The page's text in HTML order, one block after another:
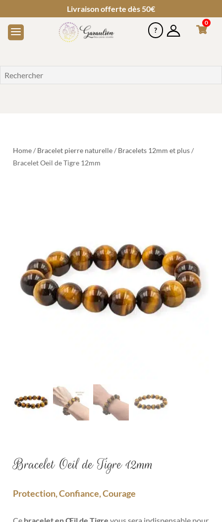
Livraison offerte dès 50€
0
Home/ Bracelet pierre naturelle/ Bracelets 12mm et plus/
Bracelet Oeil de Tigre 12mm
Bracelet Oeil de Tigre 12mm
Protection, Confiance, Courage
Ce bracelet en Œil de Tigre vous sera indispensable pour